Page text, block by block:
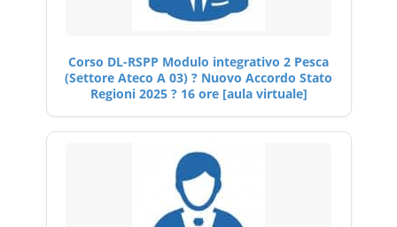
Corso DL-RSPP Modulo integrativo 2 Pesca
(Settore Ateco A 03) ? Nuovo Accordo Stato
Regioni 2025 ? 16 ore [aula virtuale]